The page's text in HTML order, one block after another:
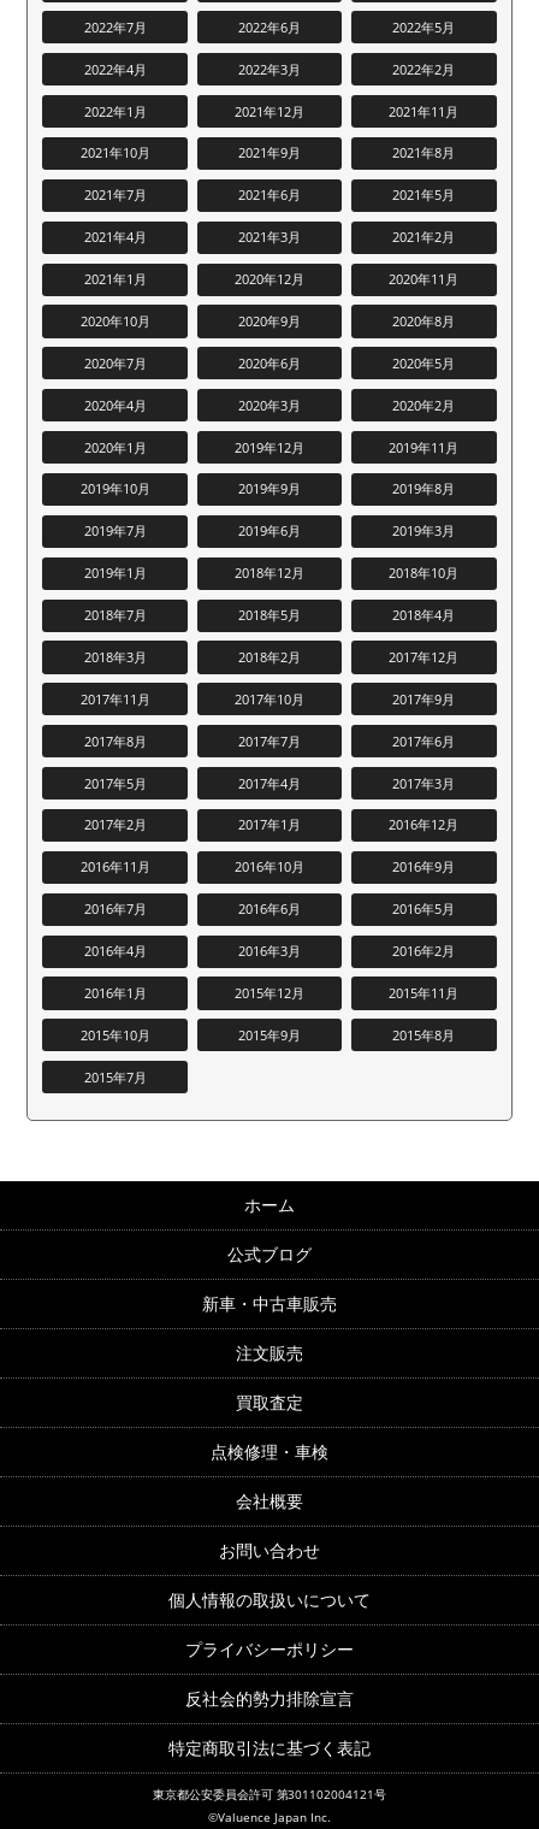
2022年7月 2022年6月 2022年5月
2022年4月 2022年3月 2022年2月
2022年1月 2021年12月 2021年11月
2021年10月 2021年9月 2021年8月
2021年7月 2021年6月 2021年5月
2021年4月 2021年3月 2021年2月
2021年1月 2020年12月 2020年11月
2020年10月 2020年9月 2020年8月
2020年7月 2020年6月 2020年5月
2020年4月 2020年3月 2020年2月
2020年1月 2019年12月 2019年11月
2019年10月 2019年9月 2019年8月
2019年7月 2019年6月 2019年3月
2019年1月 2018年12月 2018年10月
2018年7月 2018年5月 2018年4月
2018年3月 2018年2月 2017年12月
2017年11月 2017年10月 2017年9月
2017年8月 2017年7月 2017年6月
2017年5月 2017年4月 2017年3月
2017年2月 2017年1月 2016年12月
2016年11月 2016年10月 2016年9月
2016年7月 2016年6月 2016年5月
2016年4月 2016年3月 2016年2月
2016年1月 2015年12月 2015年11月
2015年10月 2015年9月 2015年8月
2015年7月
ホーム
公式ブログ
新車・中古車販売
注文販売
買取査定
点検修理・車検
会社概要
お問い合わせ
個人情報の取扱いについて
プライバシーポリシー
反社会的勢力排除宣言
特定商取引法に基づく表記
東京都公安委員会許可 第301102004121号
©Valuence Japan Inc.